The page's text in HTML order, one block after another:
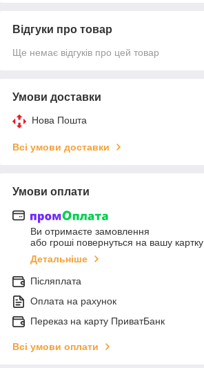
Відгуки про товар
Ще немає відгуків про цей товар
Умови доставки
Нова Пошта
Всі умови доставки
Умови оплати
Ви отримаєте замовлення
або гроші повернуться на вашу картку
Детальніше
Післяплата
Оплата на рахунок
Переказ на карту ПриватБанк
Всі умови оплати